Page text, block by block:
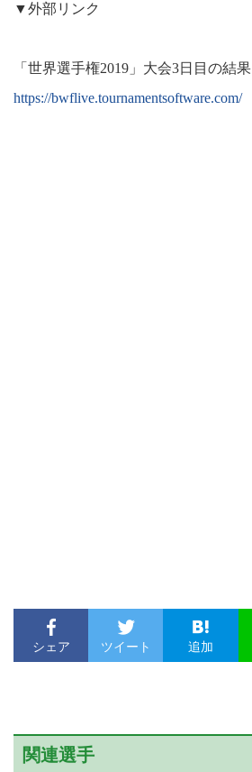
▼外部リンク
「世界選手権2019」大会3日目の結果
https://bwflive.tournamentsoftware.com/
シェア ツイート 追加
関連選手